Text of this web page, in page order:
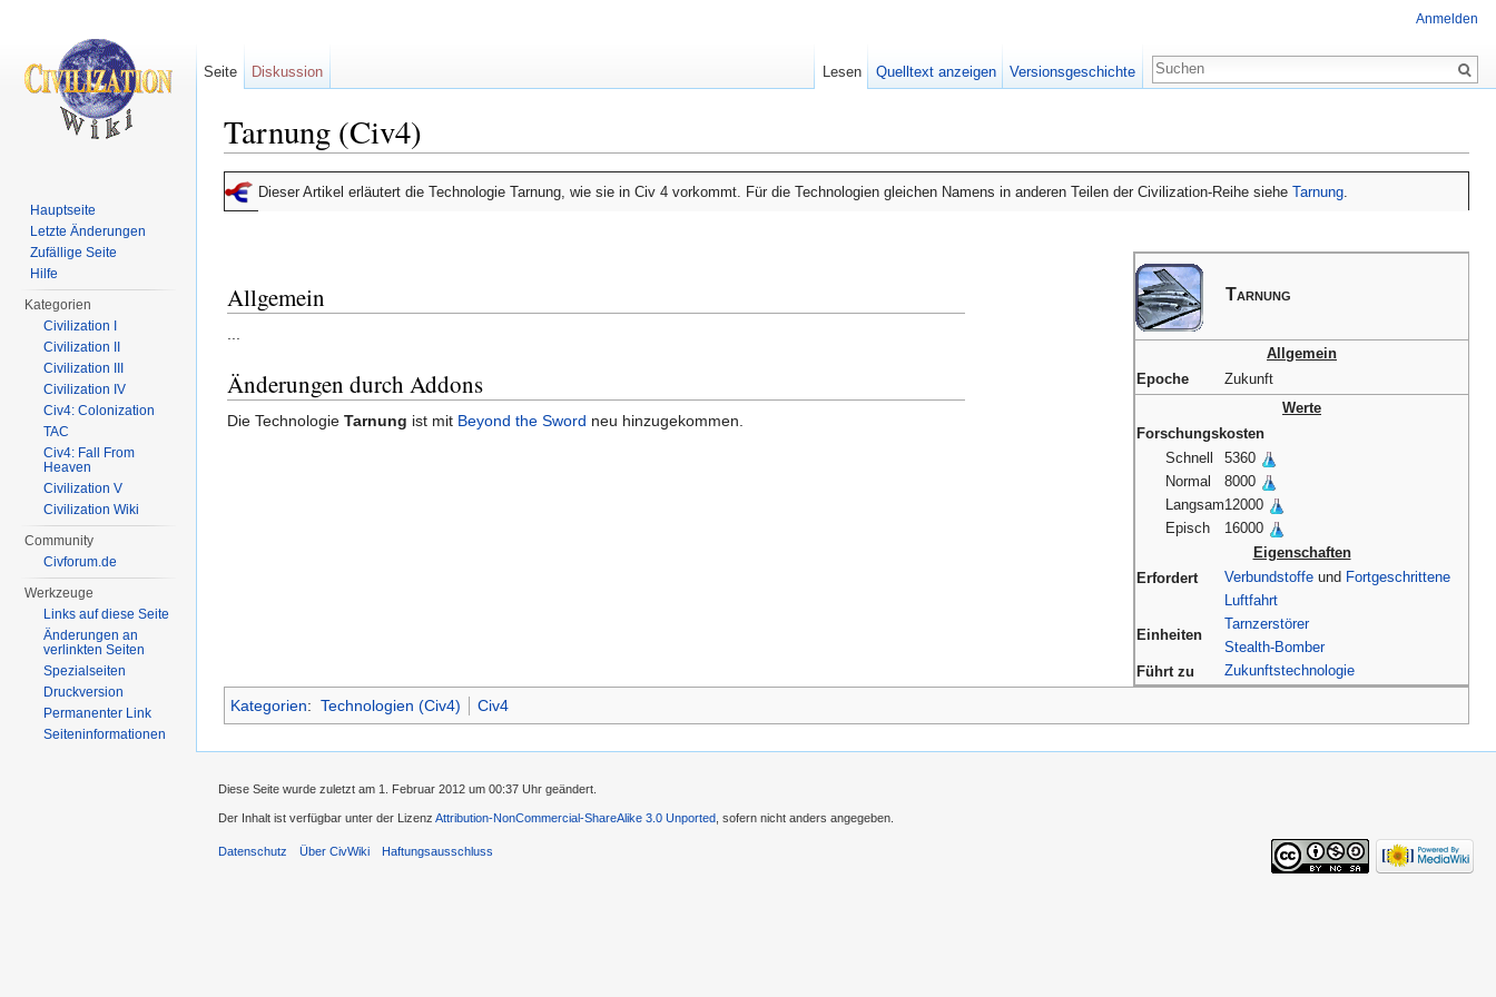
Tarnung (Civ4)
Dieser Artikel erläutert die Technologie Tarnung, wie sie in Civ 4 vorkommt. Für die Technologien gleichen Namens in anderen Teilen der Civilization-Reihe siehe Tarnung.
Tarnung
Allgemein
Epoche
Zukunft
Werte
Forschungskosten
Schnell
5360
Normal
8000
Langsam12000
Episch
16000
Eigenschaften
Erfordert
Verbundstoffe und Fortgeschrittene
Luftfahrt
Einheiten
Tarnzerstörer
Stealth-Bomber
Führt zu
Zukunftstechnologie
Allgemein
...
Änderungen durch Addons
Die Technologie Tarnung ist mit Beyond the Sword neu hinzugekommen.
Kategorien: Technologien (Civ4) Civ4
Anmelden
Seite Diskussion Lesen Quelltext anzeigen Versionsgeschichte
Hauptseite
Letzte Änderungen
Zufällige Seite
Hilfe
Kategorien
Civilization I
Civilization II
Civilization III
Civilization IV
Civ4: Colonization
TAC
Civ4: Fall From
Heaven
Civilization V
Civilization Wiki
Community
Civforum.de
Werkzeuge
Links auf diese Seite
Änderungen an
verlinkten Seiten
Spezialseiten
Druckversion
Permanenter Link
Seiten­informationen
Diese Seite wurde zuletzt am 1. Februar 2012 um 00:37 Uhr geändert.
Der Inhalt ist verfügbar unter der Lizenz Attribution-NonCommercial-ShareAlike 3.0 Unported , sofern nicht anders angegeben.
Datenschutz Über CivWiki Haftungsausschluss